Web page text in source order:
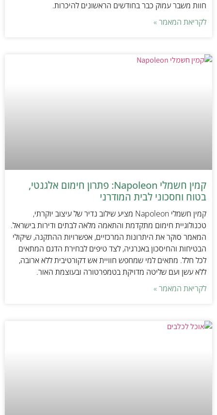
חוות משבר עמוק כבר בחודשים הראשונים להיכרות.
לקריאת המאמר »
קמין חשמלי Napoleon: פתרון חימום אלגנטי,
בטוח וחסכוני לבית המודרני
קמין חשמלי Napoleon מציע שילוב נדיר של עיצוב יוקרתי,
טכנולוגיית חימום מתקדמת והתאמה מלאה לבתים ודירות בישראל.
המאמר סוקר את היתרונות המרכזיים, אפשרויות ההתקנה, שיקולי
הבטיחות והחיסכון באנרגיה, לצד טיפים לבחירת הדגם המתאים
לכל חלל. מתאים למי שמחפש חוויית אש דקורטיבית ללא ארובה,
ללא עשן ועם שליטה מדויקת בטמפרטורה ובעוצמת האור.
לקריאת המאמר »